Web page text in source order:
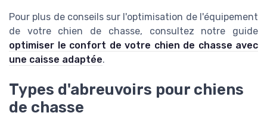
Pour plus de conseils sur l'optimisation de l'équipement
de votre chien de chasse, consultez notre guide
optimiser le confort de votre chien de chasse avec
une caisse adaptée.
Types d'abreuvoirs pour chiens
de chasse